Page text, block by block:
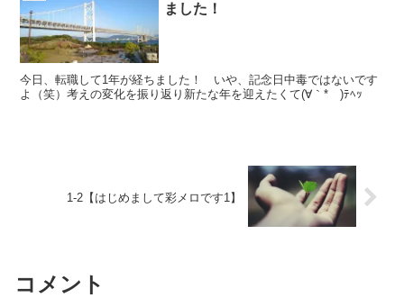
ました！
今日、転職して1年が経ちました！ いや、記念日中毒ではないです
よ（笑）考えの変化を振り返り新たな年を迎えたくて(∀｀*ゞ)ﾃﾍｯ
1-2【はじめまして彩メロです1】
コメント